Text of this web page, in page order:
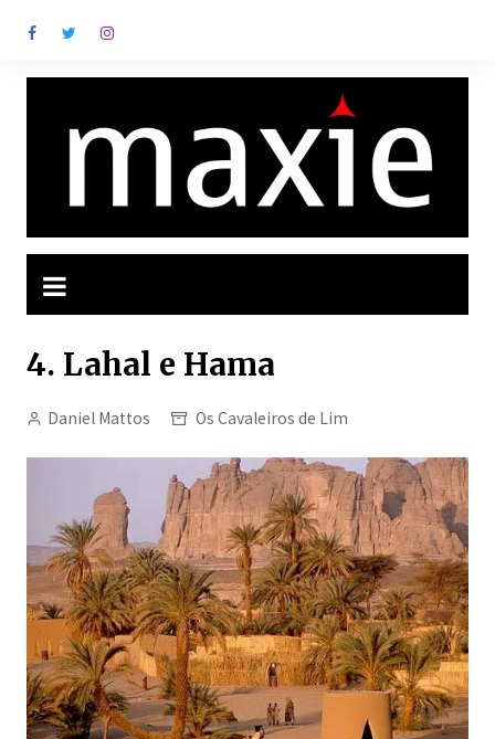
para
4. Lahal e Hama
Daniel Mattos Os Cavaleiros de Lim